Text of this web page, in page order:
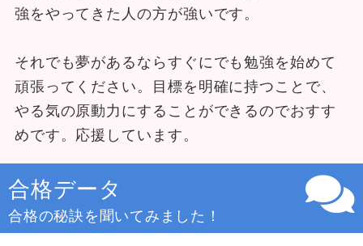
強をやってきた人の方が強いです。
それでも夢があるならすぐにでも勉強を始めて
頑張ってください。目標を明確に持つことで、
やる気の原動力にすることができるのでおすす
めです。応援しています。
合格データ
合格の秘訣を聞いてみました！